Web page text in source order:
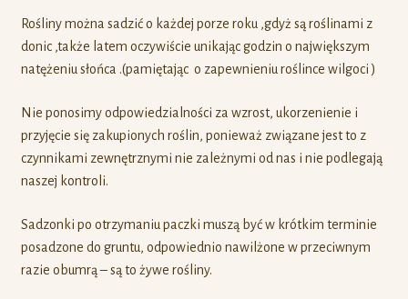
Rośliny można sadzić o każdej porze roku ,gdyż są roślinami z
donic ,także latem oczywiście unikając godzin o największym
natężeniu słońca .(pamiętając o zapewnieniu roślince wilgoci )
Nie ponosimy odpowiedzialności za wzrost, ukorzenienie i
przyjęcie się zakupionych roślin, ponieważ związane jest to z
czynnikami zewnętrznymi nie zależnymi od nas i nie podlegają
naszej kontroli.
Sadzonki po otrzymaniu paczki muszą być w krótkim terminie
posadzone do gruntu, odpowiednio nawilżone w przeciwnym
razie obumrą – są to żywe rośliny.